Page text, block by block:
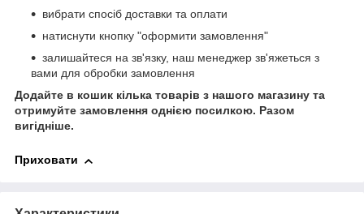
вибрати спосіб доставки та оплати
натиснути кнопку "оформити замовлення"
залишайтеся на зв'язку, наш менеджер зв'яжеться з
вами для обробки замовлення
Додайте в кошик кілька товарів з нашого магазину та
отримуйте замовлення однією посилкою. Разом
вигідніше.
Приховати